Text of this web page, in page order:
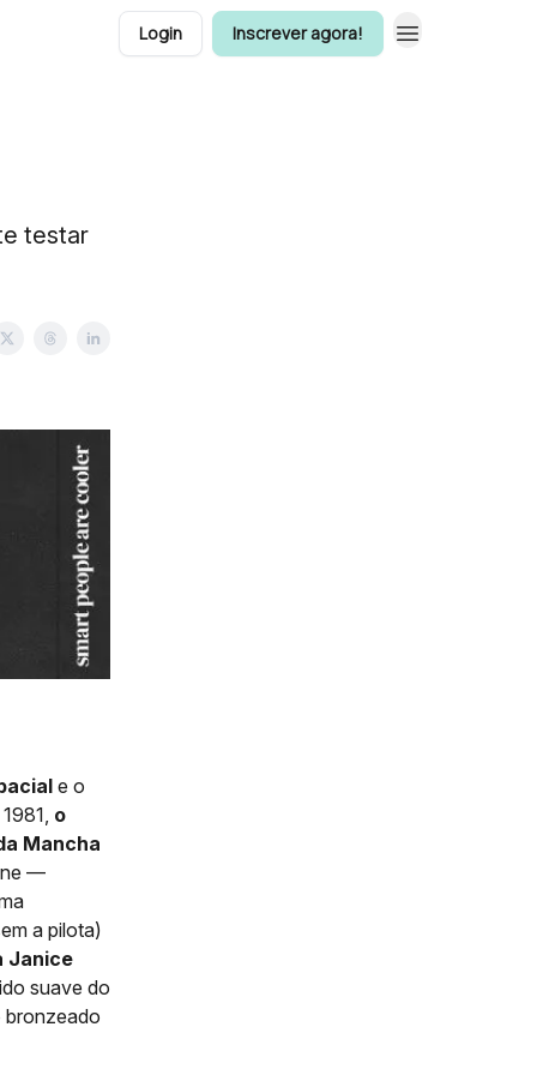
Login Inscrever agora!
testar
e o
o
Mancha
—
a pilota)
Janice
suave do
bronzeado